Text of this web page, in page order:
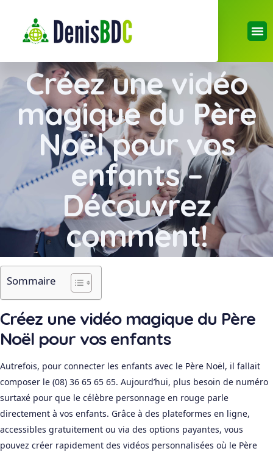
Créez une vidéo
magique du Père
Noël pour vos
enfants –
Découvrez
comment!
Sommaire
Créez une vidéo magique du Père
Noël pour vos enfants
Autrefois, pour connecter les enfants avec le Père Noël, il fallait
composer le (08) 36 65 65 65. Aujourd’hui, plus besoin de numéro
surtaxé pour que le célèbre personnage en rouge parle
directement à vos enfants. Grâce à des plateformes en ligne,
accessibles gratuitement ou via des options payantes, vous
pouvez créer rapidement des vidéos personnalisées où le Père